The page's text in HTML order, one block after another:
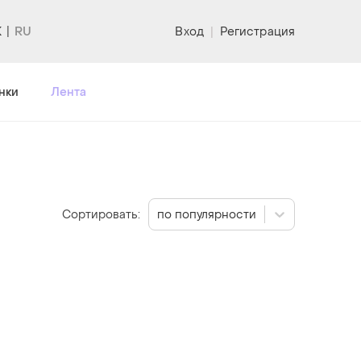
Вход | Регистрация
Лента
Сортировать: по популярности